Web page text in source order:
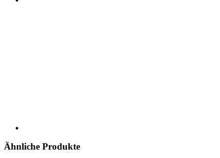
Ähnliche Produkte